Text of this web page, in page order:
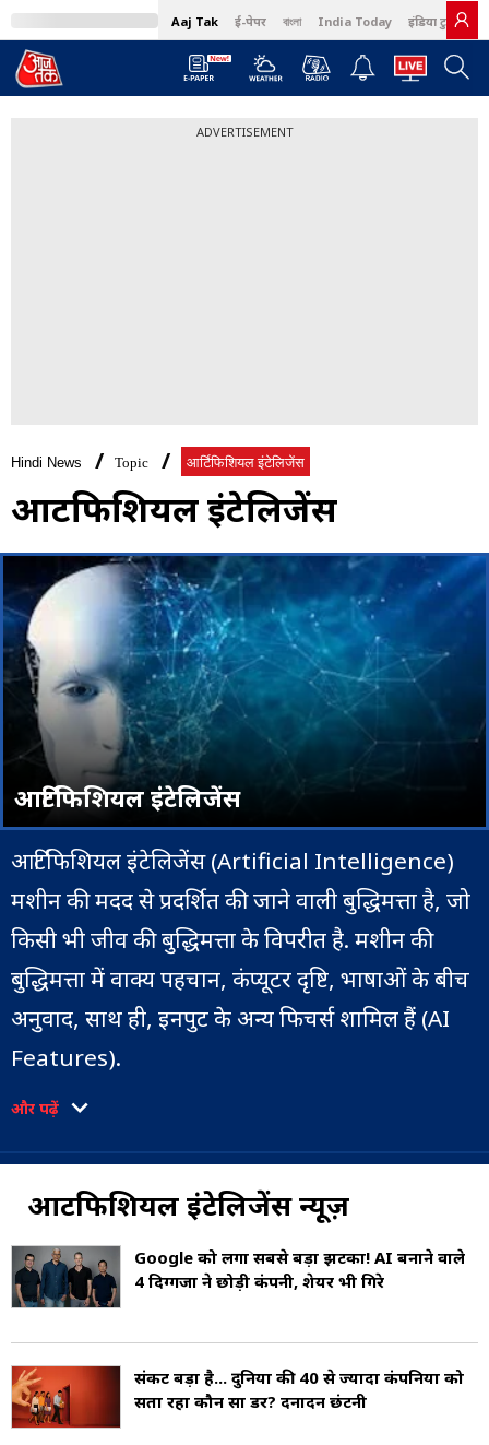
Aaj Tak ई-पेपर বাংলা India Today इंडिया टुडे हिंदी
ADVERTISEMENT
Hindi News Topic आर्टिफिशियल इंटेलिजेंस
आर्टिफिशियल इंटेलिजेंस
आर्टिफिशियल इंटेलिजेंस
आर्टिफिशियल इंटेलिजेंस (Artificial Intelligence)
मशीन की मदद से प्रदर्शित की जाने वाली बुद्धिमत्ता है, जो
किसी भी जीव की बुद्धिमत्ता के विपरीत है. मशीन की
बुद्धिमत्ता में वाक्य पहचान, कंप्यूटर दृष्टि, भाषाओं के बीच
अनुवाद, साथ ही, इनपुट के अन्य फिचर्स शामिल हैं (AI
Features).
एआई ऐप्लिकेशन्स में एडवांस वेब सर्च इंजन (जैसे,
Google सर्च), रिकमंडेशन सिस्टम (यूट्यूब, अमेज़ॅन और
नेटफ्लिक्स द्वारा उपयोग किया जाता है), मानव आवाज
(जैसे, वेमो), जनरेटिव या क्रिएटिव टूल्स (चैटजीपीटी और
एआई कला), ऑटोमेटेड डिसिज़न मेकिंग, और गेम सिस्टम
करना शामिल हैं (AI Applications).
और पढ़ें
आर्टिफिशियल इंटेलिजेंस न्यूज़
Google को लगा सबसे बड़ा झटका! AI बनाने वाले
4 दिग्गजों ने छोड़ी कंपनी, शेयर भी गिरे
संकट बड़ा है... दुनिया की 40 से ज्यादा कंपनियों को
सता रहा कौन सा डर? दनादन छंटनी